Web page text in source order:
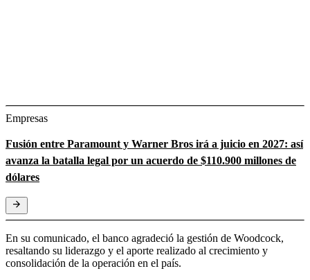
Empresas
Fusión entre Paramount y Warner Bros irá a juicio en 2027: así
avanza la batalla legal por un acuerdo de $110.900 millones de
dólares
En su comunicado, el banco agradeció la gestión de Woodcock,
resaltando su liderazgo y el aporte realizado al crecimiento y
consolidación de la operación en el país.